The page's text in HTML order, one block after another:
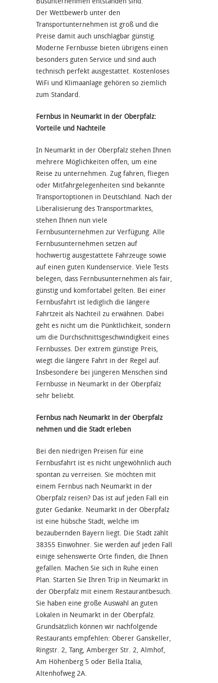
Der Wettbewerb unter den
Transportunternehmen ist groß und die
Preise damit auch unschlagbar günstig.
Moderne Fernbusse bieten übrigens einen
besonders guten Service und sind auch
technisch perfekt ausgestattet. Kostenloses
WiFi und Klimaanlage gehören so ziemlich
zum Standard.
Fernbus in Neumarkt in der Oberpfalz:
Vorteile und Nachteile
In Neumarkt in der Oberpfalz stehen Ihnen
mehrere Möglichkeiten offen, um eine
Reise zu unternehmen. Zug fahren, fliegen
oder Mitfahrgelegenheiten sind bekannte
Transportoptionen in Deutschland. Nach der
Liberalisierung des Transportmarktes,
stehen Ihnen nun viele
Fernbusunternehmen zur Verfügung. Alle
Fernbusunternehmen setzen auf
hochwertig ausgestattete Fahrzeuge sowie
auf einen guten Kundenservice. Viele Tests
belegen, dass Fernbusunternehmen als fair,
günstig und komfortabel gelten. Bei einer
Fernbusfahrt ist lediglich die längere
Fahrtzeit als Nachteil zu erwähnen. Dabei
geht es nicht um die Pünktlichkeit, sondern
um die Durchschnittsgeschwindigkeit eines
Fernbusses. Der extrem günstige Preis,
wiegt die längere Fahrt in der Regel auf.
Insbesondere bei jüngeren Menschen sind
Fernbusse in Neumarkt in der Oberpfalz
sehr beliebt.
Fernbus nach Neumarkt in der Oberpfalz
nehmen und die Stadt erleben
Bei den niedrigen Preisen für eine
Fernbusfahrt ist es nicht ungewöhnlich auch
spontan zu verreisen. Sie möchten mit
einem Fernbus nach Neumarkt in der
Oberpfalz reisen? Das ist auf jeden Fall ein
guter Gedanke. Neumarkt in der Oberpfalz
ist eine hübsche Stadt, welche im
bezaubernden Bayern liegt. Die Stadt zählt
38355 Einwohner. Sie werden auf jeden Fall
einige sehenswerte Orte finden, die Ihnen
gefallen. Machen Sie sich in Ruhe einen
Plan. Starten Sie Ihren Trip in Neumarkt in
der Oberpfalz mit einem Restaurantbesuch.
Sie haben eine große Auswahl an guten
Lokalen in Neumarkt in der Oberpfalz.
Grundsätzlich können wir nachfolgende
Restaurants empfehlen: Oberer Ganskeller,
Ringstr. 2, Tang, Amberger Str. 2, Almhof,
Am Höhenberg 5 oder Bella Italia,
Altenhofweg 2A.